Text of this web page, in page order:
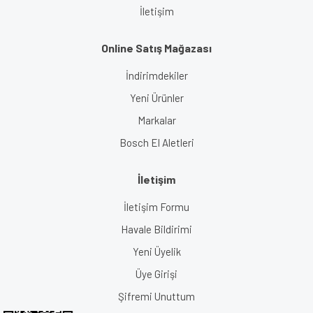
İletişim
Online Satış Mağazası
İndirimdekiler
Yeni Ürünler
Markalar
Bosch El Aletleri
İletişim
İletişim Formu
Havale Bildirimi
Yeni Üyelik
Üye Girişi
Şifremi Unuttum